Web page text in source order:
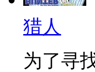
猎人
为了寻